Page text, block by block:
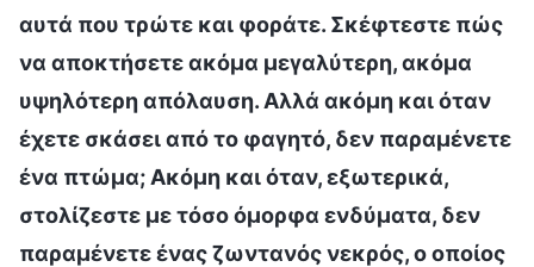
αυτά που τρώτε και φοράτε. Σκέφτεστε πώς
να αποκτήσετε ακόμα μεγαλύτερη, ακόμα
υψηλότερη απόλαυση. Αλλά ακόμη και όταν
έχετε σκάσει από το φαγητό, δεν παραμένετε
ένα πτώμα; Ακόμη και όταν, εξωτερικά,
στολίζεστε με τόσο όμορφα ενδύματα, δεν
παραμένετε ένας ζωντανός νεκρός, ο οποίος